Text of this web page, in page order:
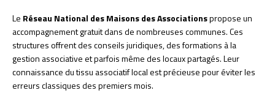
Le Réseau National des Maisons des Associationspropose un
accompagnement gratuit dans de nombreuses communes. Ces
structures offrent des conseils juridiques, des formations à la
gestion associative et parfois même des locaux partagés. Leur
connaissance du tissu associatif local est précieuse pour éviter les
erreurs classiques des premiers mois.